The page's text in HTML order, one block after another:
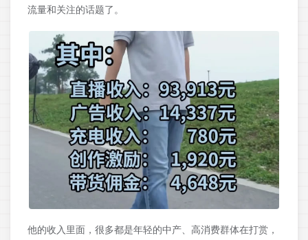
流量和关注的话题了。
他的收入里面，很多都是年轻的中产、高消费群体在打赏，